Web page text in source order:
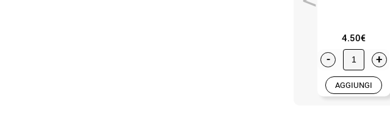
4.50€
- +
AGGIUNGI